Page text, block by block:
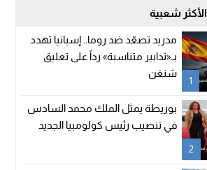
الأكثر شعبية
1
مدريد تصعّد ضد روما.. إسبانيا تهدد
بـ«تدابير متناسبة» رداً على تعليق
شنغن
2
بوريطة يمثل الملك محمد السادس
في تنصيب رئيس كولومبيا الجديد